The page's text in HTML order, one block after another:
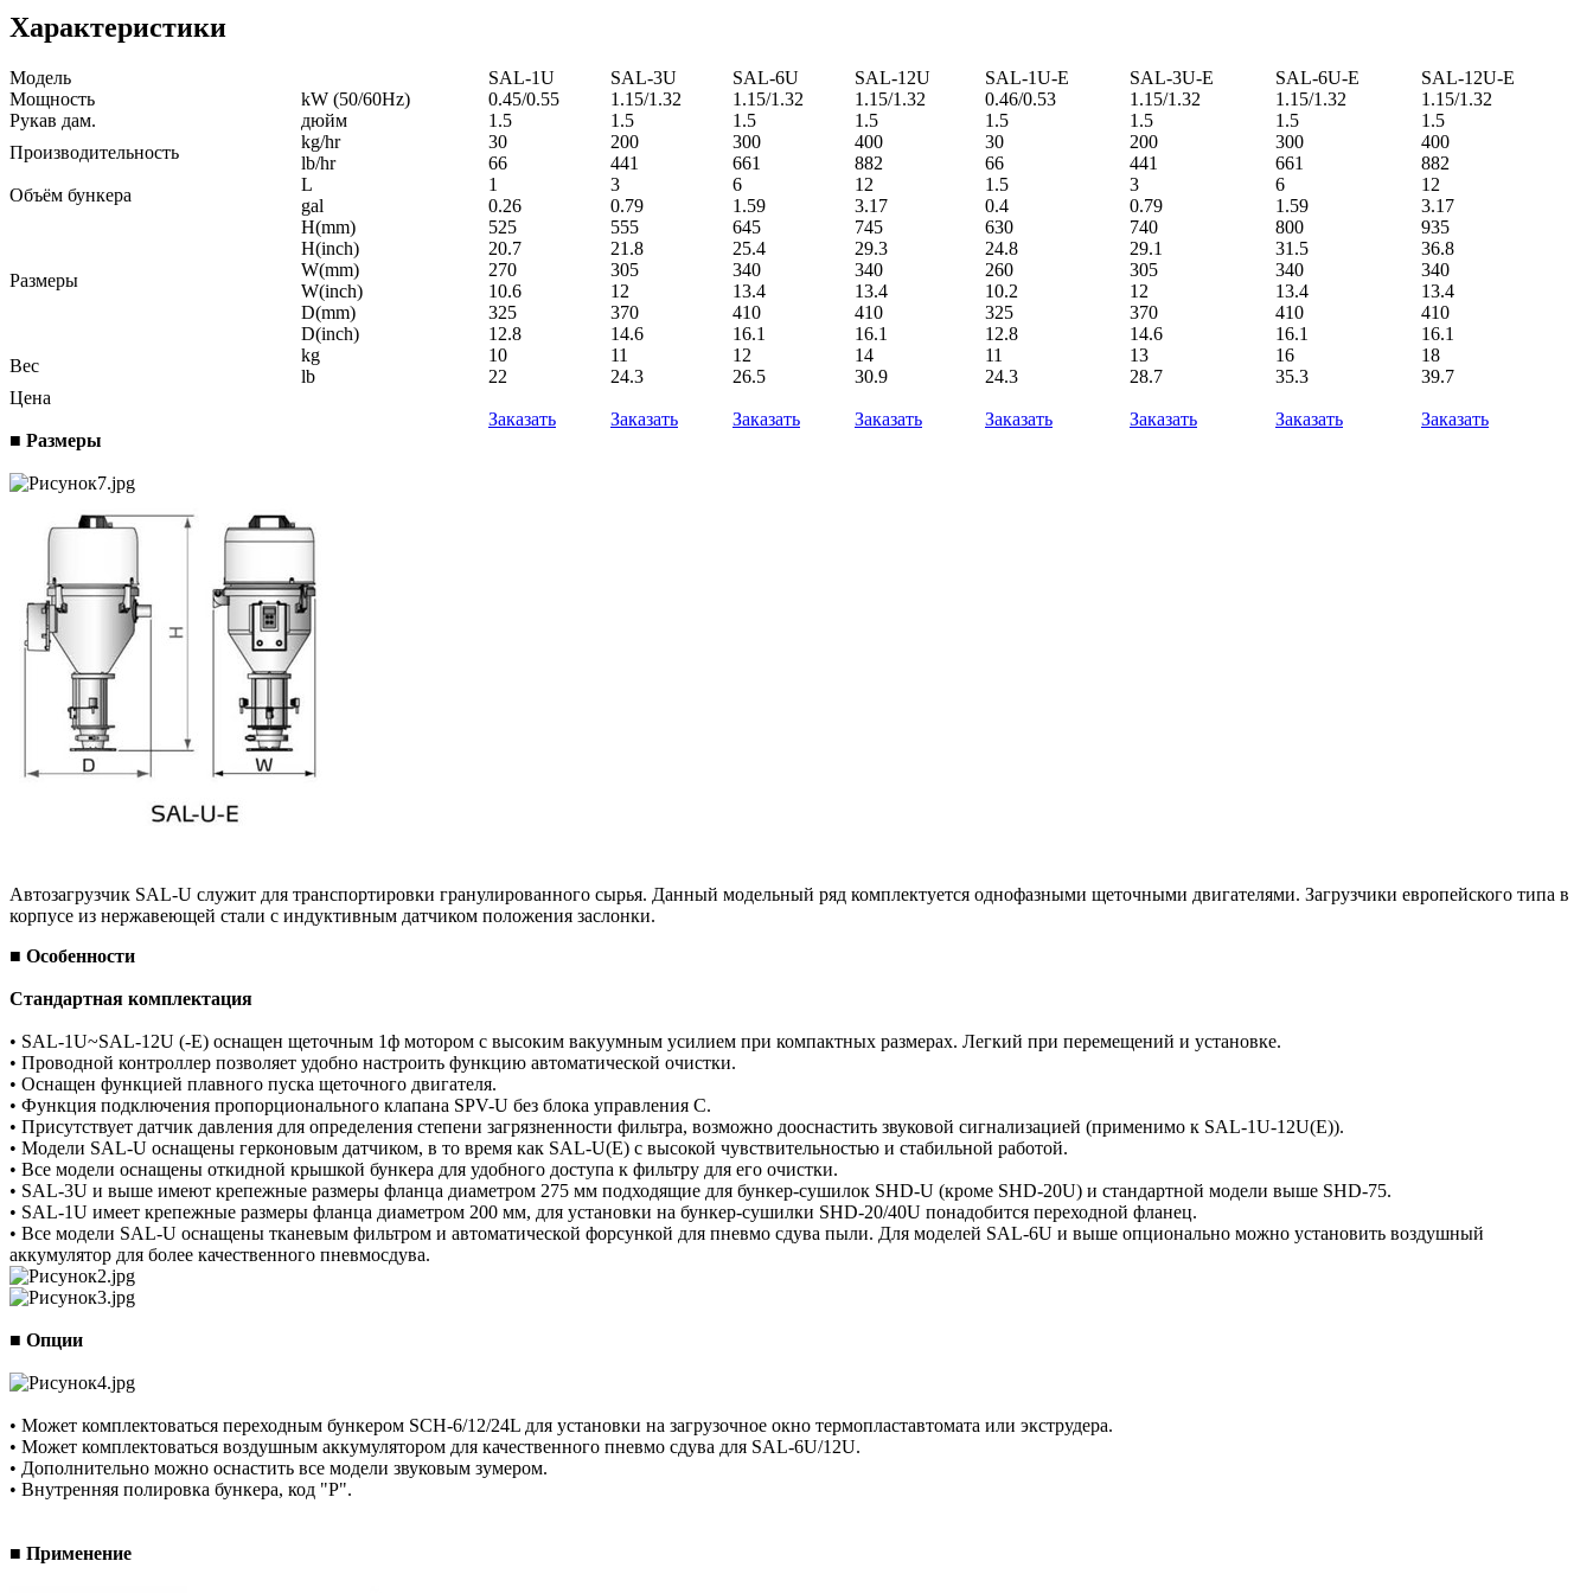
Характеристики
Модель SAL-1U SAL-3U SAL-6U SAL-12U SAL-1U-E SAL-3U-E SAL-6U-E
SAL-12U-E
Мощность
kW (50/60Hz) 0.45/0.55 1.15/1.32 1.15/1.32 1.15/1.32 0.46/0.53 1.15/1.32 1.15/1.32
1.15/1.32
Рукав дам.
дюйм 1.5 1.5 1.5 1.5 1.5 1.5 1.5
1.5
Производительность
kg/hr 30 200 300 400 30 200 300
400
lb/hr
66 441 661 882 66 441 661
882
Объём бункера
L 1 3 6 12 1.5 3 6
12
gal
0.26 0.79 1.59 3.17 0.4 0.79 1.59 3.17
Размеры
H(mm) 525 555 645 745 630 740 800
935
H(inch)
20.7 21.8 25.4 29.3 24.8 29.1 31.5
36.8
W(mm)
270 305 340 340 260 305 340
340
W(inch)
10.6 12 13.4 13.4 10.2 12 13.4
13.4
D(mm)
325 370 410 410 325 370 410
410
D(inch)
12.8 14.6 16.1 16.1 12.8 14.6 16.1
16.1
Вес
kg 10 11 12 14 11 13 16
18
lb
22 24.3 26.5 30.9 24.3 28.7 35.3
39.7
Цена
Заказать
Заказать Заказать Заказать Заказать Заказать Заказать
Заказать
■ Размеры
Автозагрузчик SAL-U служит для транспортировки гранулированного сырья. Данный модельный ряд комплектуется однофазными щеточными двигателями. Загрузчики европейского типа в
корпусе из нержавеющей стали с индуктивным датчиком положения заслонки.
■ Особенности
Стандартная комплектация
• SAL-1U~SAL-12U (-Е) оснащен щеточным 1ф мотором с высоким вакуумным усилием при компактных размерах. Легкий при перемещений и установке.
• Проводной контроллер позволяет удобно настроить функцию автоматической очистки.
• Оснащен функцией плавного пуска щеточного двигателя.
• Функция подключения пропорционального клапана SPV-U без блока управления С.
• Присутствует датчик давления для определения степени загрязненности фильтра, возможно дооснастить звуковой сигнализацией (применимо к SAL-1U-12U(Е)).
• Модели SAL-U оснащены герконовым датчиком, в то время как SAL-U(E) с высокой чувствительностью и стабильной работой.
• Все модели оснащены откидной крышкой бункера для удобного доступа к фильтру для его очистки.
• SAL-3U и выше имеют крепежные размеры фланца диаметром 275 мм подходящие для бункер-сушилок SHD-U (кроме SHD-20U) и стандартной модели выше SHD-75.
• SAL-1U имеет крепежные размеры фланца диаметром 200 мм, для установки на бункер-сушилки SHD-20/40U понадобится переходной фланец.
• Все модели SAL-U оснащены тканевым фильтром и автоматической форсункой для пневмо сдува пыли. Для моделей SAL-6U и выше опционально можно установить воздушный
аккумулятор для более качественного пневмосдува.
■ Опции
• Может комплектоваться переходным бункером SCH-6/12/24L для установки на загрузочное окно термопластавтомата или экструдера.
• Может комплектоваться воздушным аккумулятором для качественного пневмо сдува для SAL-6U/12U.
• Дополнительно можно оснастить все модели звуковым зумером.
• Внутренняя полировка бункера, код "Р".
■ Применение